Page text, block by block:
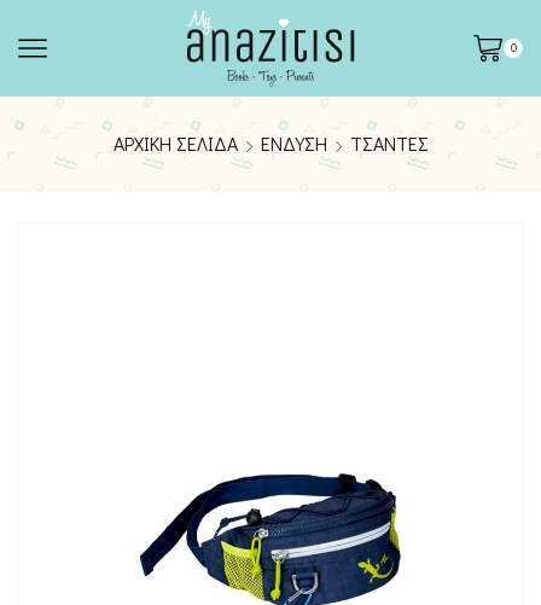
0
ΑΡΧΙΚΉ ΣΕΛΊΔΑ ΈΝΔΥΣΗ ΤΣΆΝΤΕΣ